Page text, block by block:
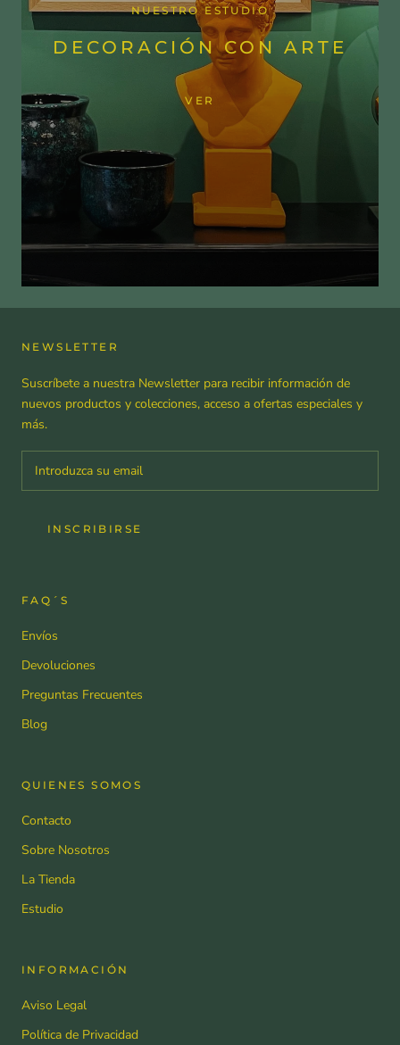
NUESTRO ESTUDIO
DECORACIÓN CON ARTE
VER
NEWSLETTER
Suscríbete a nuestra Newsletter para recibir información de
nuevos productos y colecciones, acceso a ofertas especiales y
más.
INSCRIBIRSE
FAQ´S
Envíos
Devoluciones
Preguntas Frecuentes
Blog
QUIENES SOMOS
Contacto
Sobre Nosotros
La Tienda
Estudio
INFORMACIÓN
Aviso Legal
Política de Privacidad